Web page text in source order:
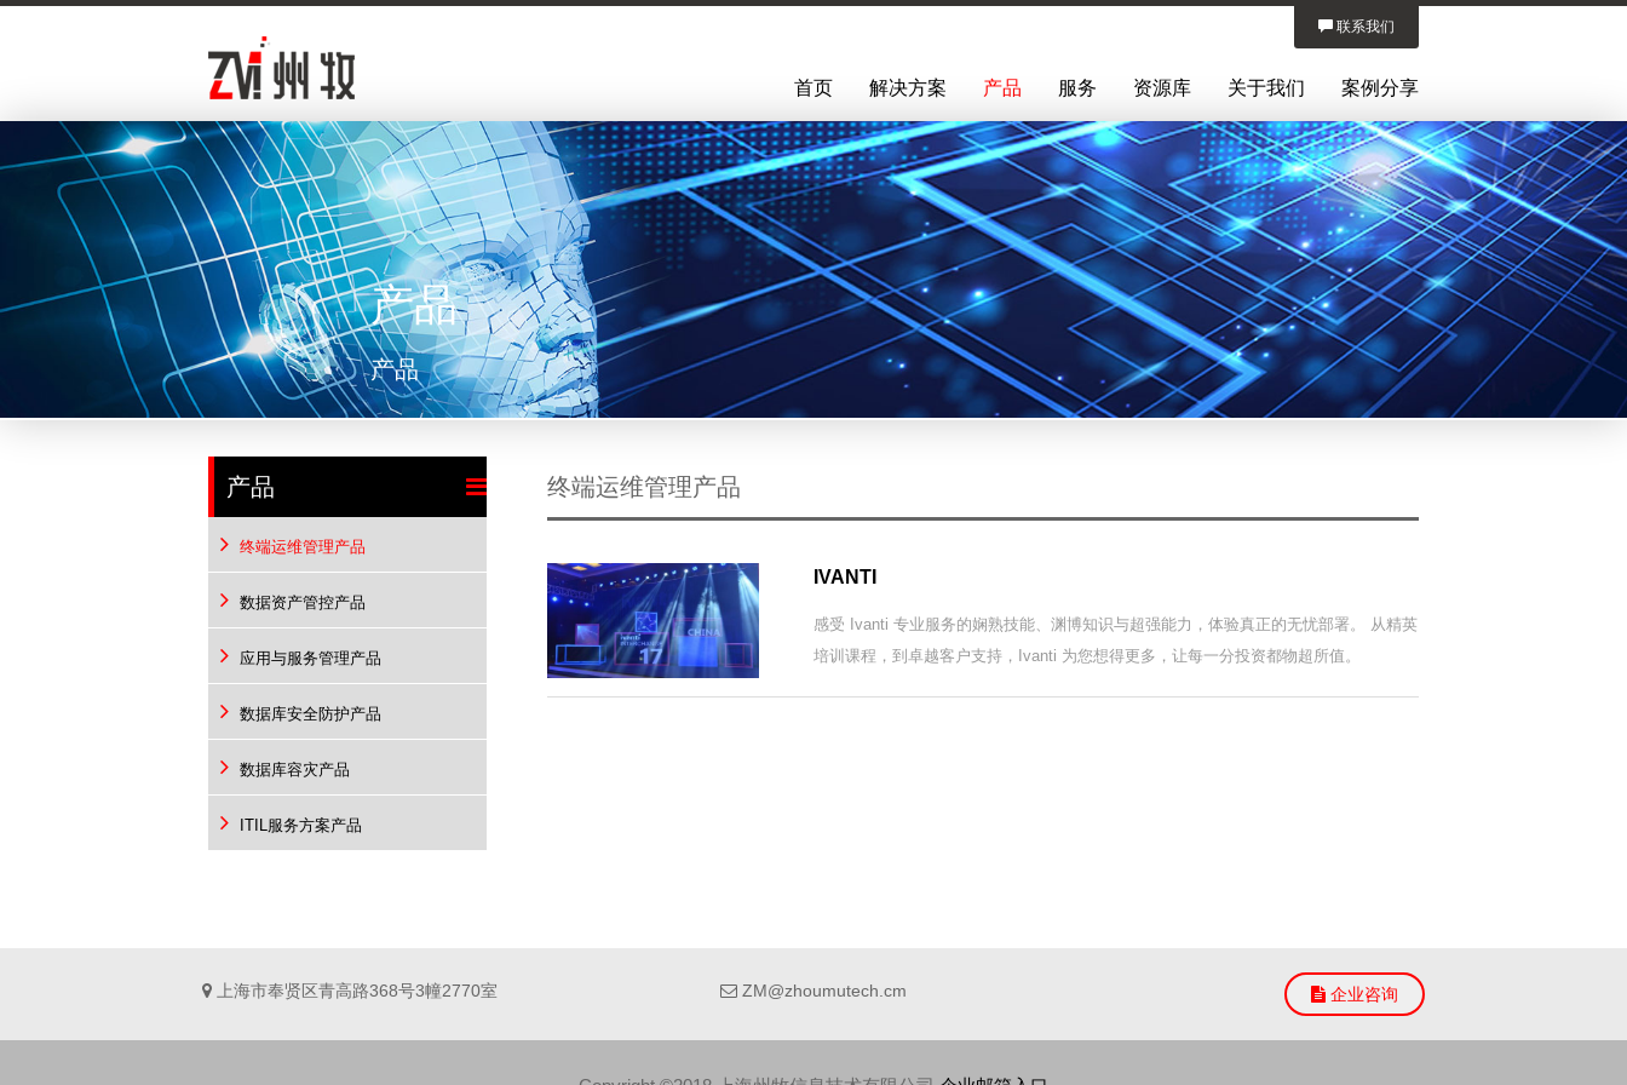
联系我们
首页 解决方案 产品 服务 资源库 关于我们 案例分享
产品
产品
产品
终端运维管理产品
数据资产管控产品
应用与服务管理产品
数据库安全防护产品
数据库容灾产品
ITIL服务方案产品
终端运维管理产品
IVANTI
感受 Ivanti 专业服务的娴熟技能、渊博知识与超强能力，体验真正的无忧部署。 从精英
培训课程，到卓越客户支持，Ivanti 为您想得更多，让每一分投资都物超所值。
上海市奉贤区青高路368号3幢2770室 ZM@zhoumutech.cm 企业咨询